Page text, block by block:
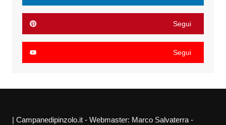
Segui
Segui
| Campanedipinzolo.it - Webmaster: Marco Salvaterra -